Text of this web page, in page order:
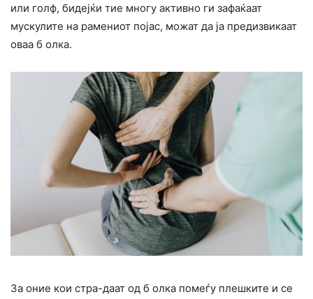
или голф, бидејќи тие многу активно ги зафаќаат
мускулите на рамениот појас, можат да ја предизвикаат
оваа б олка.
За оние кои стра-даат од б олка помеѓу плешките и се